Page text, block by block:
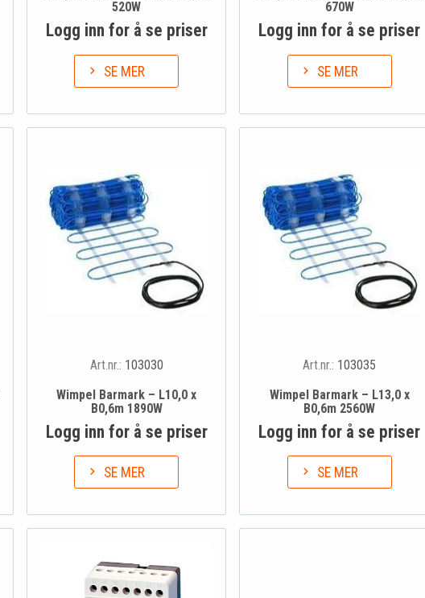
520W
Logg inn for å se priser
SE MER
670W
Logg inn for å se priser
SE MER
Art.nr.: 103030
Wimpel Barmark – L10,0 x
B0,6m 1890W
Logg inn for å se priser
SE MER
Art.nr.: 103035
Wimpel Barmark – L13,0 x
B0,6m 2560W
Logg inn for å se priser
SE MER